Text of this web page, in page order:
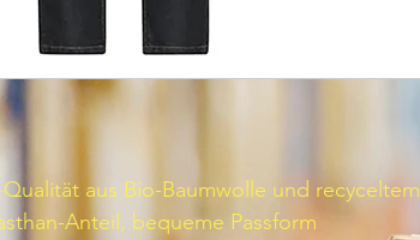
aus Bio-Baumwolle und recyceltem
Anteil, bequeme Passform